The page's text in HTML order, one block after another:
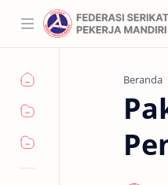
Beranda